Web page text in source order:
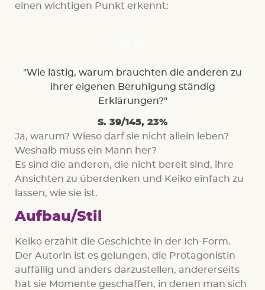
einen wichtigen Punkt erkennt:
"Wie lästig, warum brauchten die anderen zu
ihrer eigenen Beruhigung ständig
Erklärungen?"
S. 39/145, 23%
Ja, warum? Wieso darf sie nicht allein leben?
Weshalb muss ein Mann her?
Es sind die anderen, die nicht bereit sind, ihre
Ansichten zu überdenken und Keiko einfach zu
lassen, wie sie ist.
Aufbau/Stil
Keiko erzählt die Geschichte in der Ich-Form.
Der Autorin ist es gelungen, die Protagonistin
auffällig und anders darzustellen, andererseits
hat sie Momente geschaffen, in denen man sich